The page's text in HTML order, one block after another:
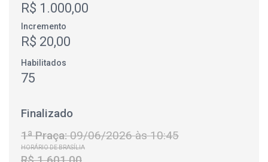
R$ 1.000,00
Incremento
R$ 20,00
Habilitados
75
Finalizado
1ª Praça:09/06/2026 às 10:45
HORÁRIO DE BRASÍLIA